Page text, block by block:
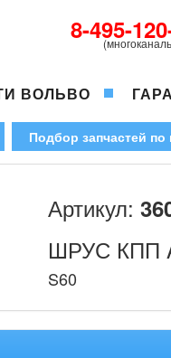
8-495-
ВОЛЬВО
Подбор запчастей по
Артикул:
ШРУС КПП
S60